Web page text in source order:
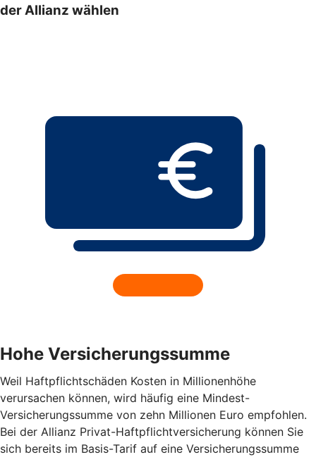
der Allianz wählen
Hohe Versicherungssumme
Weil Haftpflichtschäden Kosten in Millionenhöhe
verursachen können, wird häufig eine Mindest-
Versicherungssumme von zehn Millionen Euro empfohlen.
Bei der Allianz Privat-Haftpflichtversicherung können Sie
sich bereits im Basis-Tarif auf eine Versicherungssumme